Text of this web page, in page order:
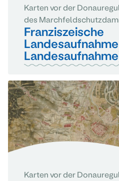
Karten vor der
des
Franziszeische
Karten vor der